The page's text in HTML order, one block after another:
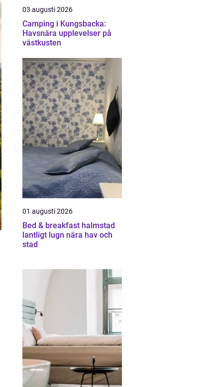
03 augusti 2026
Camping i Kungsbacka:
Havsnära upplevelser på
västkusten
01 augusti 2026
Bed & breakfast halmstad
lantligt lugn nära hav och
stad